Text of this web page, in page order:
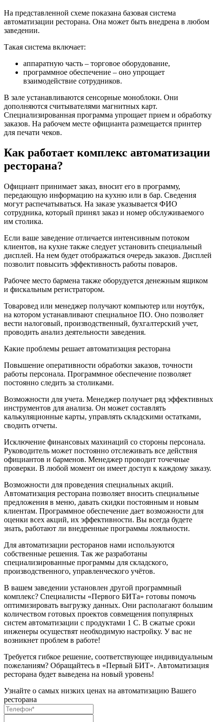
На представленной схеме показана базовая система
автоматизации ресторана. Она может быть внедрена в любом
заведении.
Такая система включает:
аппаратную часть – торговое оборудование,
программное обеспечение – оно упрощает
взаимодействие сотрудников.
В зале устанавливаются сенсорные моноблоки. Они
дополняются считывателями магнитных карт.
Специализированная программа упрощает прием и обработку
заказов. На рабочем месте официанта размещается принтер
для печати чеков.
Как работает комплекс автоматизации
ресторана?
Официант принимает заказ, вносит его в программу,
передающую информацию на кухню или в бар. Сведения
могут распечатываться. На заказе указывается ФИО
сотрудника, который принял заказ и номер обслуживаемого
им столика.
Если ваше заведение отличается интенсивным потоком
клиентов, на кухне также следует установить специальный
дисплей. На нем будет отображаться очередь заказов. Дисплей
позволит повысить эффективность работы поваров.
Рабочее место бармена также оборудуется денежным ящиком
и фискальным регистратором.
Товаровед или менеджер получают компьютер или ноутбук,
на котором устанавливают специальное ПО. Оно позволяет
вести налоговый, производственный, бухгалтерский учет,
проводить анализ деятельности заведения.
Какие проблемы решает автоматизация ресторана
Повышение оперативности обработки заказов, точности
работы персонала. Программное обеспечение позволяет
постоянно следить за столиками.
Возможности для учета. Менеджер получает ряд эффективных
инструментов для анализа. Он может составлять
калькуляционные карты, управлять складскими остатками,
сводить отчеты.
Исключение финансовых махинаций со стороны персонала.
Руководитель может постоянно отслеживать все действия
официантов и барменов. Менеджер проводит точечные
проверки. В любой момент он имеет доступ к каждому заказу.
Возможности для проведения специальных акций.
Автоматизация ресторана позволяет вносить специальные
предложения в меню, давать скидки постоянным и новым
клиентам. Программное обеспечение дает возможности для
оценки всех акций, их эффективности. Вы всегда будете
знать, работают ли внедренные программы лояльности.
Для автоматизации ресторанов нами используются
собственные решения. Так же разработаны
специализированные программы для складского,
производственного, управленческого учётов.
В вашем заведении установлен другой программный
комплекс? Специалисты «Первого БИТа» готовы помочь
оптимизировать выгрузку данных. Они располагают большим
количеством готовых проектов совмещения популярных
систем автоматизации с продуктами 1 С. В сжатые сроки
инженеры осуществят необходимую настройку. У вас не
возникнет проблем в работе!
Требуется гибкое решение, соответствующее индивидуальным
пожеланиям? Обращайтесь в «Первый БИТ». Автоматизация
ресторана будет выведена на новый уровень!
Узнайте о самых низких ценах на автоматизацию Вашего
ресторана